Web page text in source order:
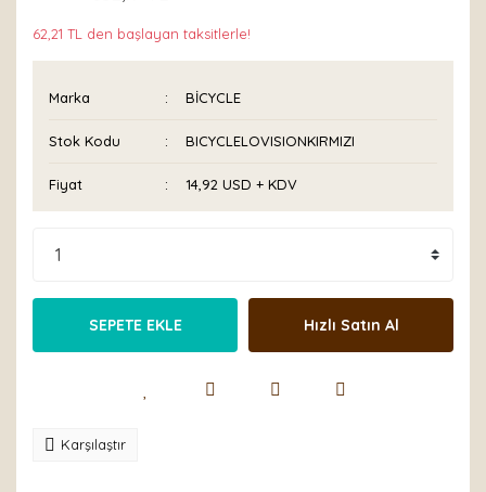
62,21 TL den başlayan taksitlerle!
Marka BİCYCLE
Stok Kodu BICYCLELOVISIONKIRMIZI
Fiyat 14,92 USD + KDV
SEPETE EKLE Hızlı Satın Al
Karşılaştır